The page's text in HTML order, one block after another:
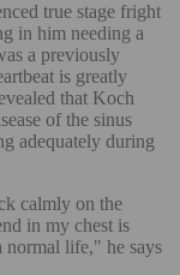
true stage fright
in him needing a
a previously
is greatly
that Koch
of the sinus
adequately during
calmly on the
in my chest is
normal life," he says